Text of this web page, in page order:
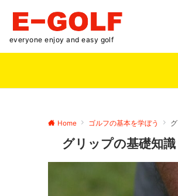
everyone enjoy and easy golf
Home ゴルフの基本を学ぼう
グリップの基礎知識